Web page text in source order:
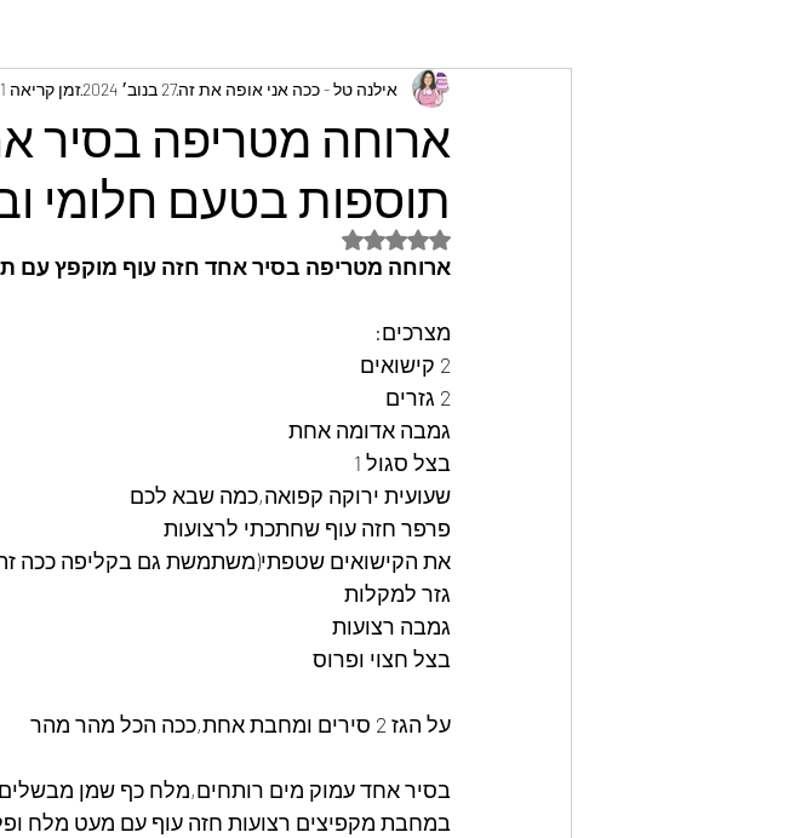
ארוחה מטריפה בסיר
תוספות בטעם חלומי
אילנה טל - ככה אני אופה את זה27 בנוב׳ 2024 זמן קריאה 1 דקות
דירוג של NaN מתוך 5 כוכבים
ארוחה מטריפה בסיר אחד חזה עוף מוקפץ עם
מצרכים:
2 קישואים
2 גזרים
גמבה אדומה אחת
בצל סגול 1
שעועית ירוקה קפואה,כמה שבא לכם
פרפר חזה עוף שחתכתי לרצועות
את הקישואים שטפתי(משתמשת גם בקליפה ככה
גזר למקלות
גמבה רצועות
בצל חצוי ופרוס
על הגז 2 סירים ומחבת אחת,ככה הכל מהר מהר
בסיר אחד עמוק מים רותחים,מלח כף שמן
במחבת מקפיצים רצועות חזה עוף עם מעט מלח